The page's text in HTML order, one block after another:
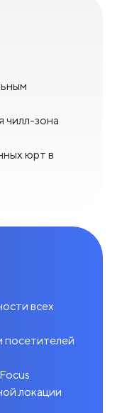
чилл-зона
юрт в
всех
посетителей
локации